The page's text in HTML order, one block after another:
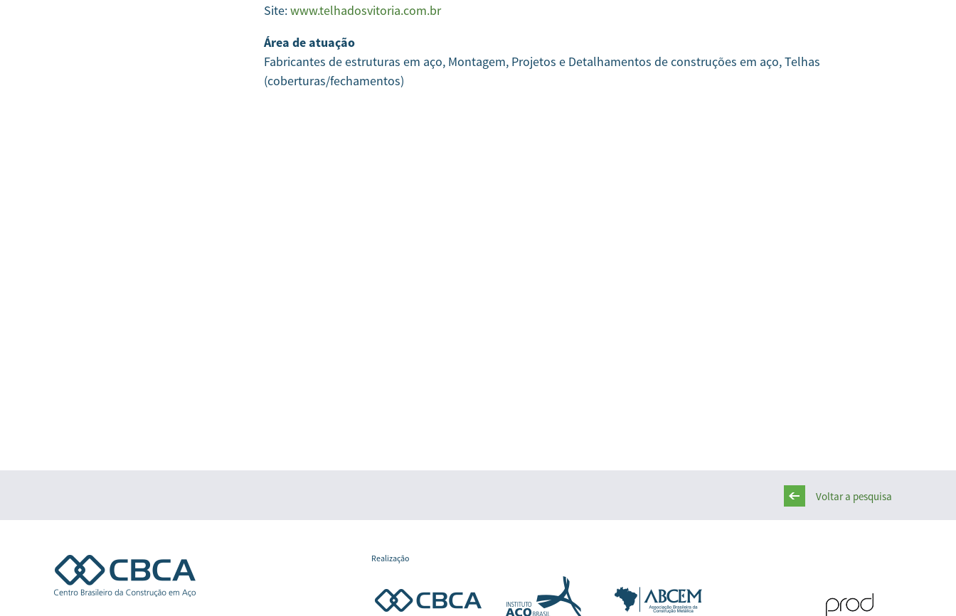
Site:www.telhadosvitoria.com.br
Área de atuação
Fabricantes de estruturas em aço, Montagem, Projetos e Detalhamentos de construções em aço, Telhas
(coberturas/fechamentos)
Voltar a pesquisa
Realização